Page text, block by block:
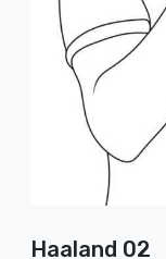
Haaland 02